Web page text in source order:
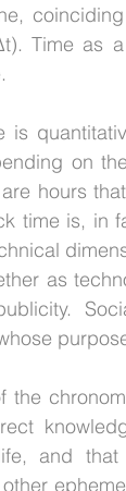
Time as
is
on
hours
time is, in
as
and